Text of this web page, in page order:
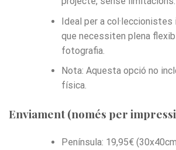
Ideal per a
que necessiten plena
fotografia.
Nota: Aquesta opció no
física.
Enviament (només per
Península: 19,95€